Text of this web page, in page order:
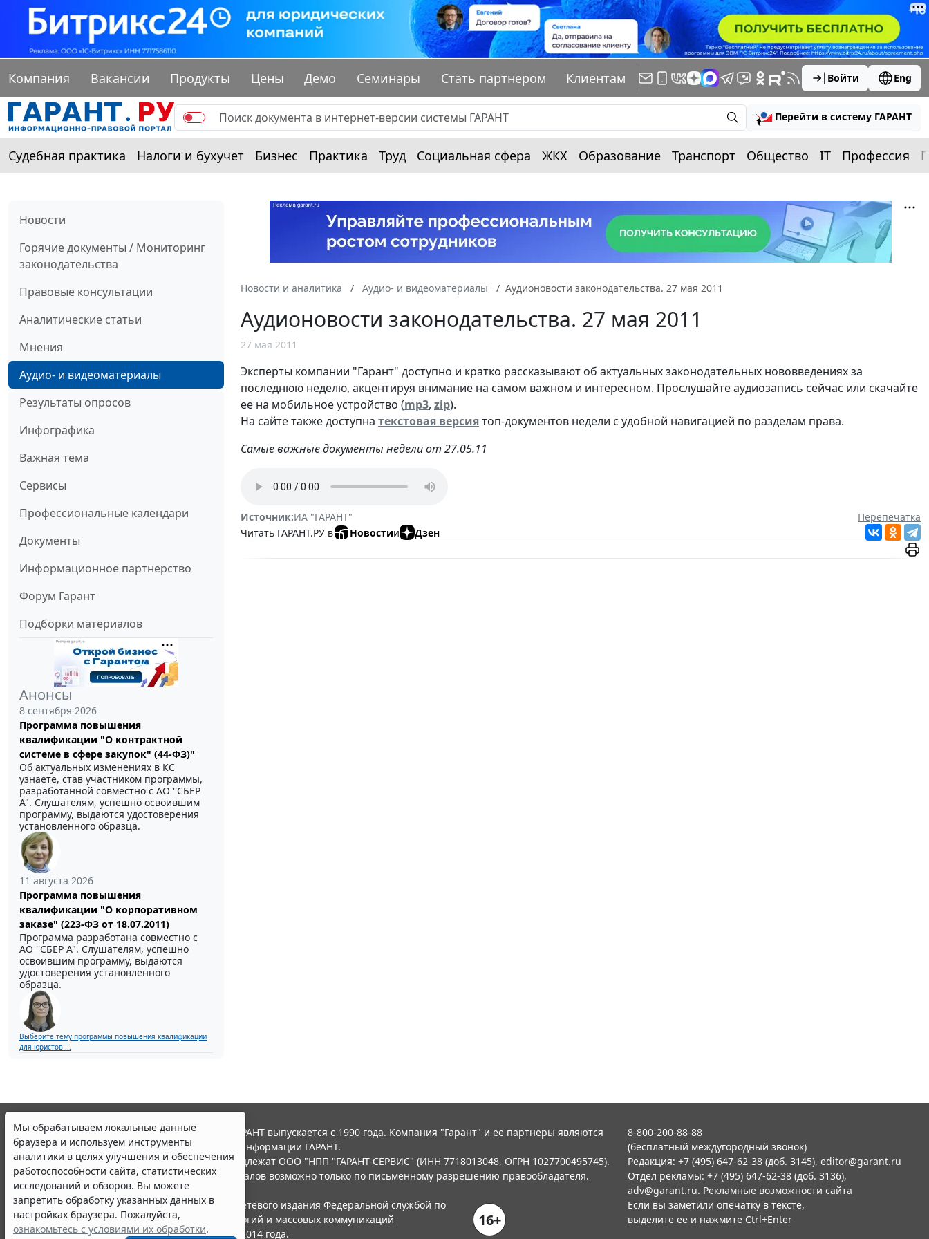
Компания Вакансии Продукты Цены Демо Семинары Стать партнером Клиентам Войти Eng
Перейти в систему ГАРАНТ
Судебная практика Налоги и бухучет Бизнес Практика Труд Социальная сфера ЖКХ Образование Транспорт Общество IT Профессия
Новости
Горячие документы / Мониторинг
законодательства
Правовые консультации
Аналитические статьи
Мнения
Аудио- и видеоматериалы
Результаты опросов
Инфографика
Важная тема
Сервисы
Профессиональные календари
Документы
Информационное партнерство
Форум Гарант
Подборки материалов
Анонсы
8 сентября 2026
Программа повышения
квалификации "О контрактной
системе в сфере закупок" (44-ФЗ)"
Об актуальных изменениях в КС
узнаете, став участником программы,
разработанной совместно с АО ''СБЕР
А". Слушателям, успешно освоившим
программу, выдаются удостоверения
установленного образца.
11 августа 2026
Программа повышения
квалификации "О корпоративном
заказе" (223-ФЗ от 18.07.2011)
Программа разработана совместно с
АО ''СБЕР А". Слушателям, успешно
освоившим программу, выдаются
удостоверения установленного
образца.
Выберите тему программы повышения квалификации
для юристов ...
Новости и аналитика Аудио- и видеоматериалы Аудионовости законодательства. 27 мая 2011
Аудионовости законодательства. 27 мая 2011
27 мая 2011
Эксперты компании "Гарант" доступно и кратко рассказывают об актуальных законодательных нововведениях за
последнюю неделю, акцентируя внимание на самом важном и интересном. Прослушайте аудиозапись сейчас или скачайте
ее на мобильное устройство (mp3, zip).
На сайте также доступна текстовая версиятоп-документов недели с удобной навигацией по разделам права.
Самые важные документы недели от 27.05.11
Источник:ИА "ГАРАНТ"
Перепечатка
Читать ГАРАНТ.РУ в
Новостии Дзен
Мы обрабатываем локальные данные
браузера и используем инструменты
аналитики в целях улучшения и обеспечения
работоспособности сайта, статистических
исследований и обзоров. Вы можете
запретить обработку указанных данных в
настройках браузера. Пожалуйста,
ознакомьтесь с условиями их обработки.
© ООО "НПП "ГАРАНТ-СЕРВИС", 2026. Система ГАРАНТ выпускается с 1990 года. Компания "Гарант" и ее партнеры являются
участниками Российской ассоциации правовой информации ГАРАНТ.
Все права на материалы сайта ГАРАНТ.РУ принадлежат ООО "НПП "ГАРАНТ-СЕРВИС" (ИНН 7718013048, ОГРН 1027700495745).
Полное или частичное воспроизведение материалов возможно только по письменному разрешению правообладателя.
Правила использования портала.
Портал ГАРАНТ.РУ зарегистрирован в качестве сетевого издания Федеральной службой по
надзору в сфере связи,информационных технологий и массовых коммуникаций
(Роскомнадзором), Эл № ФС77-58365 от 18 июня 2014 года.
16+
8-800-200-88-88
(бесплатный междугородный звонок)
Редакция: +7 (495) 647-62-38 (доб. 3145), editor@garant.ru
Отдел рекламы: +7 (495) 647-62-38 (доб. 3136),
adv@garant.ru. Рекламные возможности сайта
Если вы заметили опечатку в тексте,
выделите ее и нажмите Ctrl+Enter